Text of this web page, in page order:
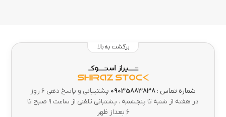
برگشت به بالا
شماره تماس : 09035883838
پشتیبانی و پاسخ دهی 6 روز
در هفته از شنبه تا پنجشنبه ، پشتبانی تلفنی از ساعت ۹ صبح تا
۶ بعداز ظهر